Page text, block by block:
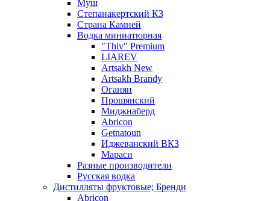
Муш
Степанакертский КЗ
Страна Камней
Водка миниатюрная
"Thiv" Premium
LIAREV
Artsakh New
Artsakh Brandy
Оганян
Прошянский
Миджнаберд
Abricon
Getnatoun
Иджеванский ВКЗ
Мараси
Разные производители
Русская водка
Дистилляты фруктовые; Бренди
Abricon